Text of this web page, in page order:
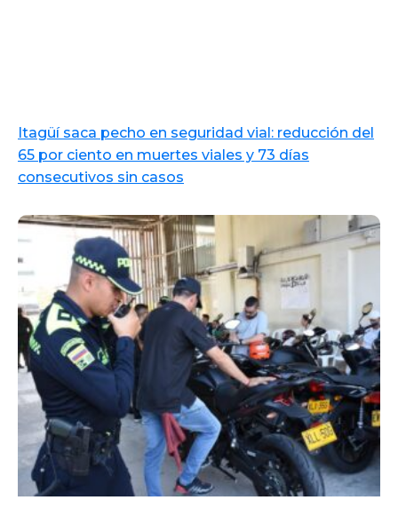
Itagüí saca pecho en seguridad vial: reducción del
65 por ciento en muertes viales y 73 días
consecutivos sin casos